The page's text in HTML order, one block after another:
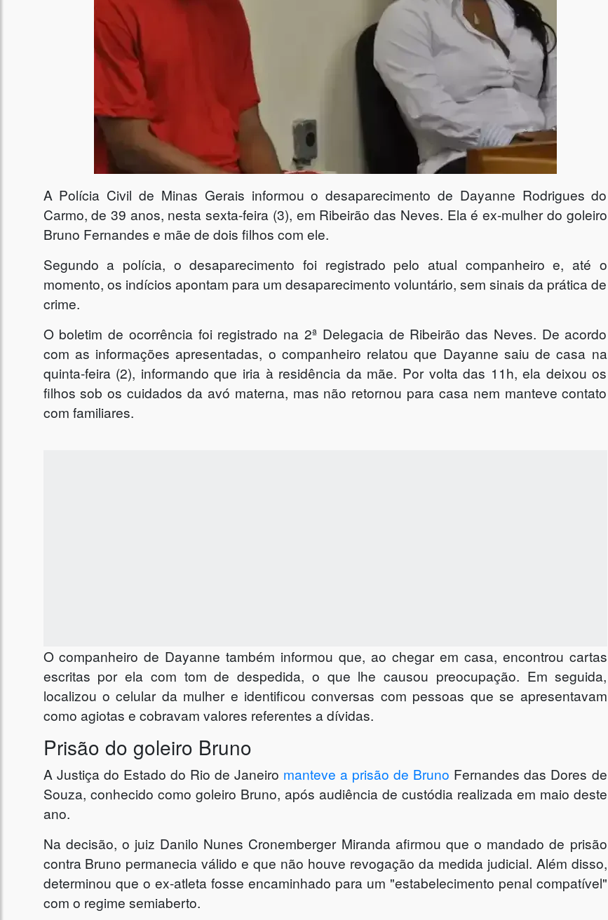
A Polícia Civil de Minas Gerais informou o desaparecimento de Dayanne Rodrigues do
Carmo, de 39 anos, nesta sexta-feira (3), em Ribeirão das Neves. Ela é ex-mulher do goleiro
Bruno Fernandes e mãe de dois filhos com ele.
Segundo a polícia, o desaparecimento foi registrado pelo atual companheiro e, até o
momento, os indícios apontam para um desaparecimento voluntário, sem sinais da prática de
crime.
O boletim de ocorrência foi registrado na 2ª Delegacia de Ribeirão das Neves. De acordo
com as informações apresentadas, o companheiro relatou que Dayanne saiu de casa na
quinta-feira (2), informando que iria à residência da mãe. Por volta das 11h, ela deixou os
filhos sob os cuidados da avó materna, mas não retornou para casa nem manteve contato
com familiares.
O companheiro de Dayanne também informou que, ao chegar em casa, encontrou cartas
escritas por ela com tom de despedida, o que lhe causou preocupação. Em seguida,
localizou o celular da mulher e identificou conversas com pessoas que se apresentavam
como agiotas e cobravam valores referentes a dívidas.
Prisão do goleiro Bruno
A Justiça do Estado do Rio de Janeiro manteve a prisão de Bruno Fernandes das Dores de
Souza, conhecido como goleiro Bruno, após audiência de custódia realizada em maio deste
ano.
Na decisão, o juiz Danilo Nunes Cronemberger Miranda afirmou que o mandado de prisão
contra Bruno permanecia válido e que não houve revogação da medida judicial. Além disso,
determinou que o ex-atleta fosse encaminhado para um "estabelecimento penal compatível"
com o regime semiaberto.